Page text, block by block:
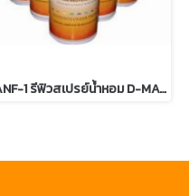
ANF-1 รีฟิวสเปรย์น้ำหอม D-MACHINE